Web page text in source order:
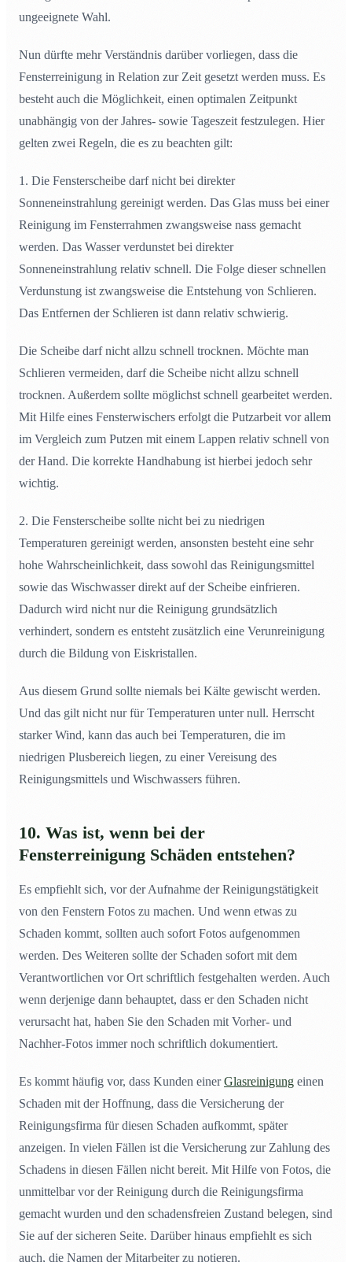
ungeeignete Wahl.
Nun dürfte mehr Verständnis darüber vorliegen, dass die
Fensterreinigung in Relation zur Zeit gesetzt werden muss. Es
besteht auch die Möglichkeit, einen optimalen Zeitpunkt
unabhängig von der Jahres- sowie Tageszeit festzulegen. Hier
gelten zwei Regeln, die es zu beachten gilt:
1. Die Fensterscheibe darf nicht bei direkter
Sonneneinstrahlung gereinigt werden. Das Glas muss bei einer
Reinigung im Fensterrahmen zwangsweise nass gemacht
werden. Das Wasser verdunstet bei direkter
Sonneneinstrahlung relativ schnell. Die Folge dieser schnellen
Verdunstung ist zwangsweise die Entstehung von Schlieren.
Das Entfernen der Schlieren ist dann relativ schwierig.
Die Scheibe darf nicht allzu schnell trocknen. Möchte man
Schlieren vermeiden, darf die Scheibe nicht allzu schnell
trocknen. Außerdem sollte möglichst schnell gearbeitet werden.
Mit Hilfe eines Fensterwischers erfolgt die Putzarbeit vor allem
im Vergleich zum Putzen mit einem Lappen relativ schnell von
der Hand. Die korrekte Handhabung ist hierbei jedoch sehr
wichtig.
2. Die Fensterscheibe sollte nicht bei zu niedrigen
Temperaturen gereinigt werden, ansonsten besteht eine sehr
hohe Wahrscheinlichkeit, dass sowohl das Reinigungsmittel
sowie das Wischwasser direkt auf der Scheibe einfrieren.
Dadurch wird nicht nur die Reinigung grundsätzlich
verhindert, sondern es entsteht zusätzlich eine Verunreinigung
durch die Bildung von Eiskristallen.
Aus diesem Grund sollte niemals bei Kälte gewischt werden.
Und das gilt nicht nur für Temperaturen unter null. Herrscht
starker Wind, kann das auch bei Temperaturen, die im
niedrigen Plusbereich liegen, zu einer Vereisung des
Reinigungsmittels und Wischwassers führen.
10. Was ist, wenn bei der
Fensterreinigung Schäden entstehen?
Es empfiehlt sich, vor der Aufnahme der Reinigungstätigkeit
von den Fenstern Fotos zu machen. Und wenn etwas zu
Schaden kommt, sollten auch sofort Fotos aufgenommen
werden. Des Weiteren sollte der Schaden sofort mit dem
Verantwortlichen vor Ort schriftlich festgehalten werden. Auch
wenn derjenige dann behauptet, dass er den Schaden nicht
verursacht hat, haben Sie den Schaden mit Vorher- und
Nachher-Fotos immer noch schriftlich dokumentiert.
Es kommt häufig vor, dass Kunden einerGlasreinigung einen
Schaden mit der Hoffnung, dass die Versicherung der
Reinigungsfirma für diesen Schaden aufkommt, später
anzeigen. In vielen Fällen ist die Versicherung zur Zahlung des
Schadens in diesen Fällen nicht bereit. Mit Hilfe von Fotos, die
unmittelbar vor der Reinigung durch die Reinigungsfirma
gemacht wurden und den schadensfreien Zustand belegen, sind
Sie auf der sicheren Seite. Darüber hinaus empfiehlt es sich
auch, die Namen der Mitarbeiter zu notieren.